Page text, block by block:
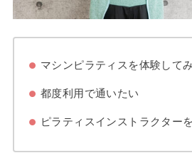
マシンピラティスを体験して
都度利用で通いたい
ピラティスインストラクター